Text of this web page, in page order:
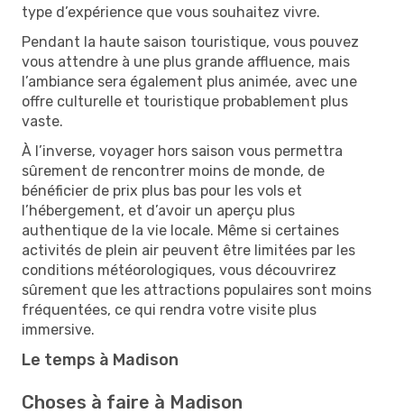
type d’expérience que vous souhaitez vivre.
Pendant la haute saison touristique, vous pouvez
vous attendre à une plus grande affluence, mais
l’ambiance sera également plus animée, avec une
offre culturelle et touristique probablement plus
vaste.
À l’inverse, voyager hors saison vous permettra
sûrement de rencontrer moins de monde, de
bénéficier de prix plus bas pour les vols et
l’hébergement, et d’avoir un aperçu plus
authentique de la vie locale. Même si certaines
activités de plein air peuvent être limitées par les
conditions météorologiques, vous découvrirez
sûrement que les attractions populaires sont moins
fréquentées, ce qui rendra votre visite plus
immersive.
Le temps à Madison
Choses à faire à Madison